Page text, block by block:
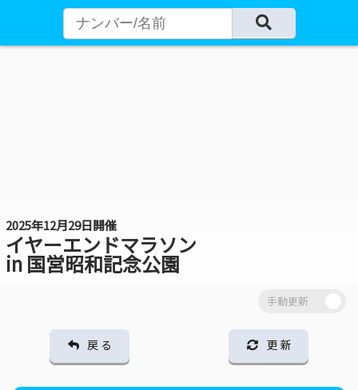
2025年12月29日開催
イヤーエンドマラソン
in 国営昭和記念公園
戻 る 更 新